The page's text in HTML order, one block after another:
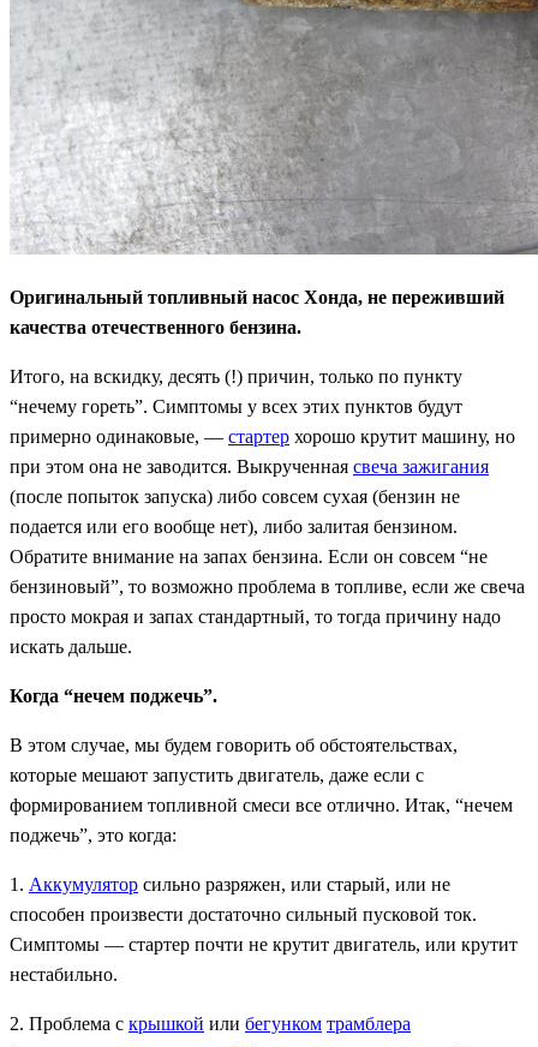
Оригинальный топливный насос Хонда, не переживший
качества отечественного бензина.
Итого, на вскидку, десять (!) причин, только по пункту
“нечему гореть”. Симптомы у всех этих пунктов будут
примерно одинаковые, — стартер хорошо крутит машину, но
при этом она не заводится. Выкрученная свеча зажигания
(после попыток запуска) либо совсем сухая (бензин не
подается или его вообще нет), либо залитая бензином.
Обратите внимание на запах бензина. Если он совсем “не
бензиновый”, то возможно проблема в топливе, если же свеча
просто мокрая и запах стандартный, то тогда причину надо
искать дальше.
Когда “нечем поджечь”.
В этом случае, мы будем говорить об обстоятельствах,
которые мешают запустить двигатель, даже если с
формированием топливной смеси все отлично. Итак, “нечем
поджечь”, это когда:
1. Аккумулятор сильно разряжен, или старый, или не
способен произвести достаточно сильный пусковой ток.
Симптомы — стартер почти не крутит двигатель, или крутит
нестабильно.
2. Проблема с крышкой или бегунком трамблера